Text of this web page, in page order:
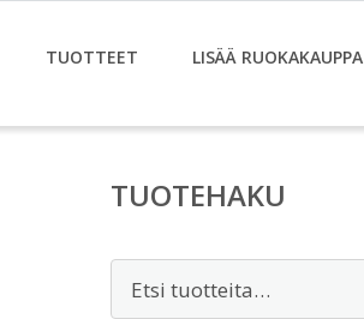
TUOTTEET LISÄÄ RUOKAKAUPPA
TUOTEHAKU